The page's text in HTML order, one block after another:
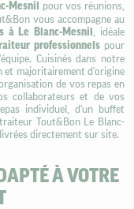
Mesnil pour vos réunions,
vous accompagne au
à Le Blanc-Mesnil, idéale
professionnels pour
Cuisinés dans notre
et majoritairement d'origine
de vos repas en
collaborateurs et de vos
individuel, d'un buffet
Tout&Bon Le Blanc-
directement sur site.
À VOTRE